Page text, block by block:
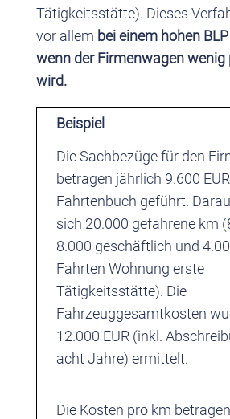
Tätigkeitsstätte). Dieses
vor allem bei einem hohen
wenn der Firmenwagen
wird.
Beispiel
Die Sachbezüge für den
betragen jährlich 9.600
Fahrtenbuch geführt.
sich 20.000 gefahrene km
8.000 geschäftlich und
Fahrten Wohnung erste
Tätigkeitsstätte). Die
Fahrzeuggesamtkosten
12.000 EUR (inkl.
acht Jahre) ermittelt.
Die Kosten pro km